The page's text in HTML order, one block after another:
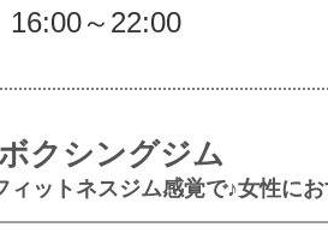
16:00～22:00
クシングジム
ットネスジム感覚で♪女性にお